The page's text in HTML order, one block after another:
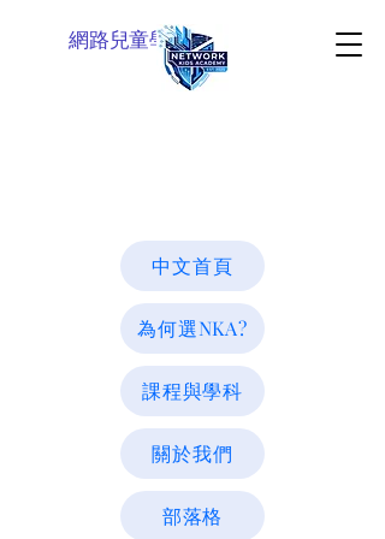
網路兒童學院
中文首頁
為何選NKA?
課程與學科
關於我們
部落格